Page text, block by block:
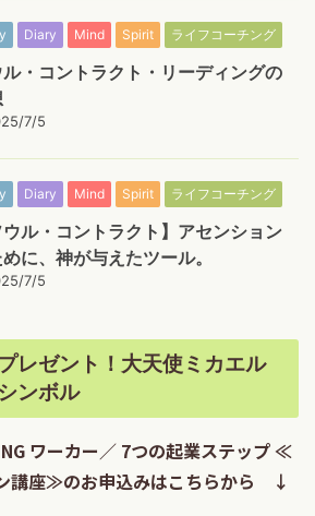
Diary Mind Spirit ライフコーチング
ル・コントラクト・リーディングの
7/5
Diary Mind Spirit ライフコーチング
ウル・コントラクト】アセンション
に、神が与えたツール。
7/5
レゼント！大天使ミカエル
ンボル
ワーカー／ 7つの起業ステップ ≪
講座≫のお申込みはこちらから ↓